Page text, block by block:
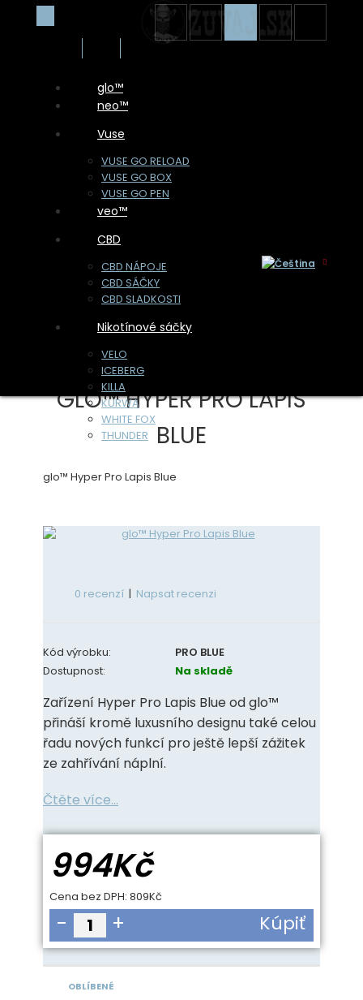
glo™
neo™
Vuse
VUSE GO RELOAD
VUSE GO BOX
VUSE GO PEN
veo™
CBD
CBD NÁPOJE
CBD SÁČKY
CBD SLADKOSTI
Nikotínové sáčky
VELO
ICEBERG
KILLA
KURWA
WHITE FOX
THUNDER
CAMO
CHAPO
SCOOPER
WILDKRAUT
HAPPY CAPS
Vítáme Vás na stránkách 1. specializovaného prodejce
nikotinových a cbd sáčků na Slovensku.
GLO™ HYPER PRO LAPIS
BLUE
glo™ Hyper Pro Lapis Blue
0 recenzí | Napsat recenzi
Kód výrobku:
PRO BLUE
Dostupnost:
Na skladě
Zařízení Hyper Pro Lapis Blue od glo™
přináší kromě luxusního designu také celou
řadu nových funkcí pro ještě lepší zážitek
ze zahřívání náplní.
Čtěte více...
994Kč
Cena bez DPH: 809Kč
- + Kúpiť
OBLÍBENÉ